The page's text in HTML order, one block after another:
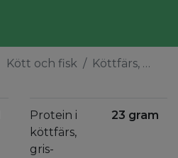
Kött och fisk Köttfärs, gris-nötfärs, stekt
Protein i
köttfärs,
gris-
23 gram